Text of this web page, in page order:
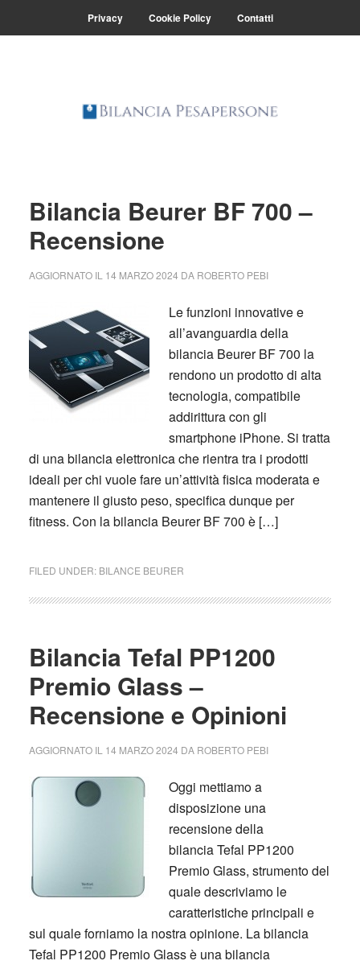
to
to
Privacy Cookie Policy Contatti
Bilancia Beurer BF 700 –
Recensione
AGGIORNATO IL 14 MARZO 2024 DA ROBERTO PEBI
Le funzioni innovative e
all’avanguardia della
bilancia Beurer BF 700 la
rendono un prodotto di alta
tecnologia, compatibile
addirittura con gli
smartphone iPhone. Si tratta
di una bilancia elettronica che rientra tra i prodotti
ideali per chi vuole fare un’attività fisica moderata e
mantenere il giusto peso, specifica dunque per
fitness. Con la bilancia Beurer BF 700 è […]
FILED UNDER: BILANCE BEURER
Bilancia Tefal PP1200
Premio Glass –
Recensione e Opinioni
AGGIORNATO IL 14 MARZO 2024 DA ROBERTO PEBI
Oggi mettiamo a
disposizione una
recensione della
bilancia Tefal PP1200
Premio Glass, strumento del
quale descriviamo le
caratteristiche principali e
sul quale forniamo la nostra opinione. La bilancia
Tefal PP1200 Premio Glass è una bilancia